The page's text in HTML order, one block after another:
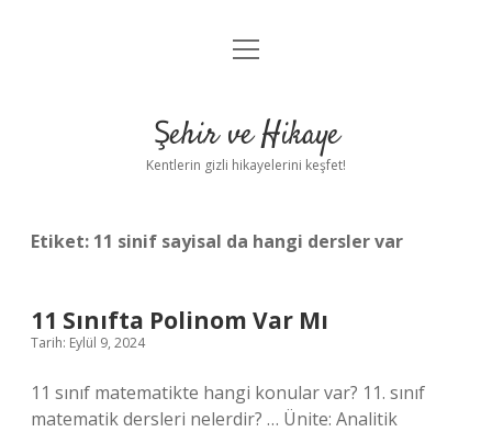
Anasayfa
Yasal Uyarı
menüyü
Şehir ve Hikaye
Kentlerin gizli hikayelerini keşfet!
Etiket: 11 sinif sayisal da hangi dersler var
11 Sınıfta Polinom Var Mı
Tarih: Eylül 9, 2024
11 sınıf matematikte hangi konular var? 11. sınıf
matematik dersleri nelerdir? … Ünite: Analitik